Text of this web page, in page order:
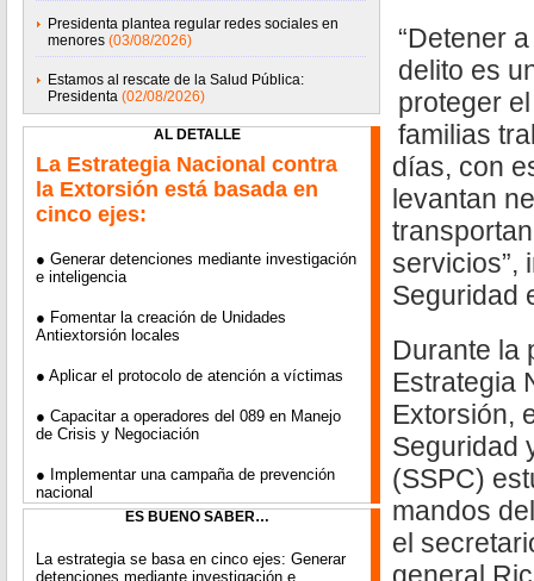
Presidenta plantea regular redes sociales en
menores (03/08/2026)
Estamos al rescate de la Salud Pública:
Presidenta (02/08/2026)
AL DETALLE
La Estrategia Nacional contra
la Extorsión está basada en
cinco ejes:
● Generar detenciones mediante investigación
e inteligencia
● Fomentar la creación de Unidades
Antiextorsión locales
● Aplicar el protocolo de atención a víctimas
● Capacitar a operadores del 089 en Manejo
de Crisis y Negociación
● Implementar una campaña de prevención
nacional
ES BUENO SABER…
La estrategia se basa en cinco ejes: Generar
detenciones mediante investigación e
“Detener
delito es
proteger
familias
días, con
levantan
servicios”,
Seguridad
Durante la
Estrategia
Extorsión,
Seguridad
(SSPC)
mandos
el